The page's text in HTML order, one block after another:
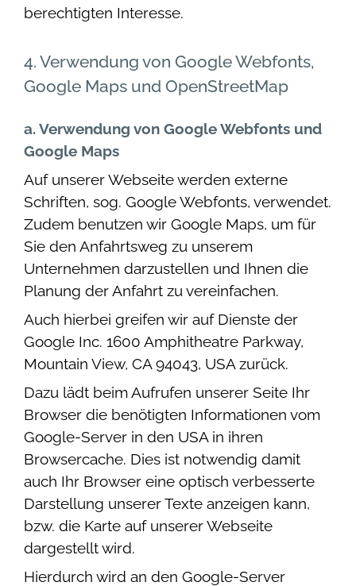
berechtigten Interesse.
4. Verwendung von Google Webfonts,
Google Maps und OpenStreetMap
a. Verwendung von Google Webfonts und
Google Maps
Auf unserer Webseite werden externe
Schriften, sog. Google Webfonts, verwendet.
Zudem benutzen wir Google Maps, um für
Sie den Anfahrtsweg zu unserem
Unternehmen darzustellen und Ihnen die
Planung der Anfahrt zu vereinfachen.
Auch hierbei greifen wir auf Dienste der
Google Inc. 1600 Amphitheatre Parkway,
Mountain View, CA 94043, USA zurück.
Dazu lädt beim Aufrufen unserer Seite Ihr
Browser die benötigten Informationen vom
Google-Server in den USA in ihren
Browsercache. Dies ist notwendig damit
auch Ihr Browser eine optisch verbesserte
Darstellung unserer Texte anzeigen kann,
bzw. die Karte auf unserer Webseite
dargestellt wird.
Hierdurch wird an den Google-Server